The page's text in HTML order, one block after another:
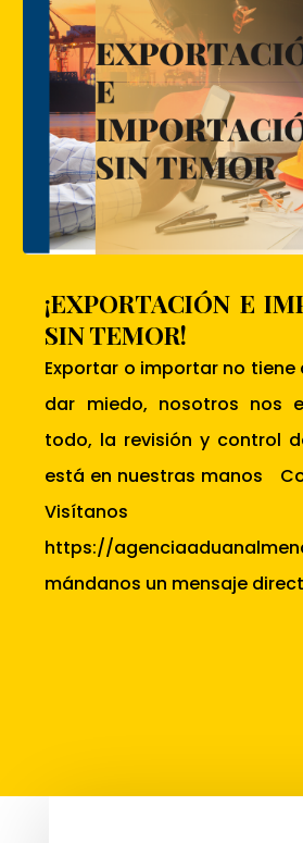
¡EXPORTACIÓN E
SIN TEMOR!
Exportar o importar no tiene
dar miedo, nosotros nos
todo, la revisión y control
está en nuestras manos
https://
mándanos un mensaje